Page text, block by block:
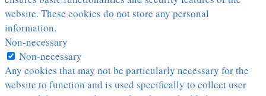
website. These cookies do not store any personal
information.
Non-necessary
Non-necessary
Any cookies that may not be particularly necessary for the
website to function and is used specifically to collect user